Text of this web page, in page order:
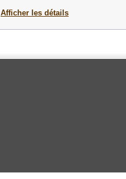
Afficher les détails